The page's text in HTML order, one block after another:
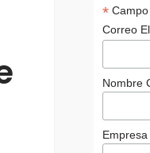
*Campo
Correo
Nombre
Empresa